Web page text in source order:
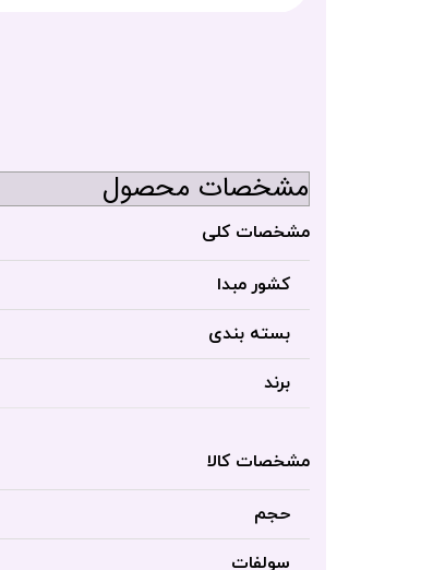
مشخصات محصول
مشخصات کلی
کشور مبدا
بسته بندی
برند
مشخصات کالا
حجم
سولفات